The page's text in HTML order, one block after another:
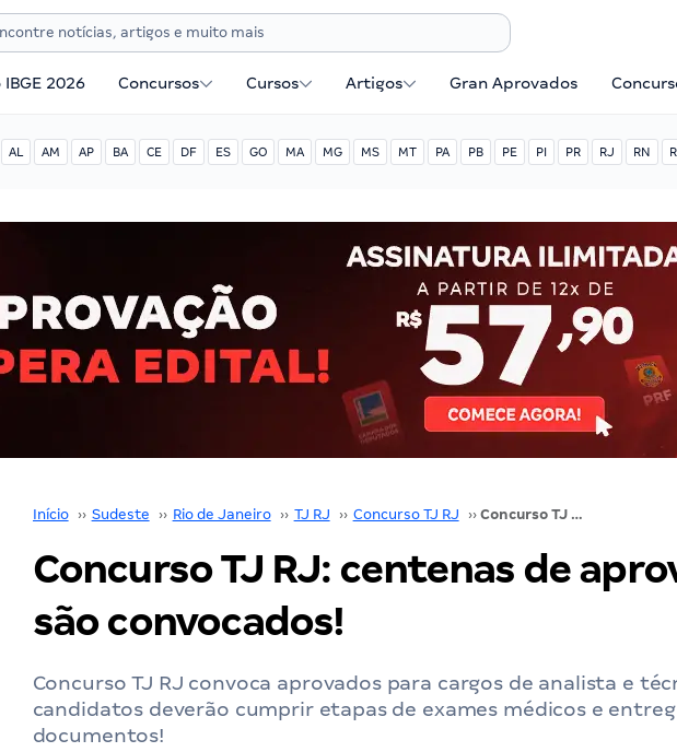
2026 Concursos Cursos Artigos Gran Aprovados
AL AM AP BA CE DF ES GO MA MG MS MT PA PB PE PI PR RJ RN
Início ›› Sudeste ›› Rio de Janeiro ›› TJ RJ ›› Concurso TJ RJ ›› Concurso TJ RJ: centenas de aprovados são convocados!
Concurso TJ RJ: centenas de
são convocados!
Concurso TJ RJ convoca aprovados para cargos de analista e
candidatos deverão cumprir etapas de exames médicos e
documentos!